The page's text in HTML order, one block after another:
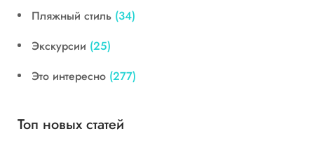
Пляжный стиль (34)
Экскурсии (25)
Это интересно (277)
Топ новых статей